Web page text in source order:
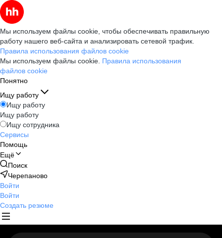
Мы используем файлы cookie, чтобы обеспечивать правильную
работу нашего веб-сайта и анализировать сетевой трафик.
Правила использования файлов cookie
Мы используем файлы cookie. Правила использования
файлов cookie
Понятно
Ищу работу
Ищу работу
Ищу работу
Ищу сотрудника
Сервисы
Помощь
Ещё
Поиск
Черепаново
Войти
Войти
Создать резюме